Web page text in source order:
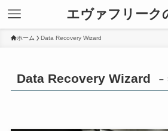
エヴァフリーク
ホーム Data Recovery Wizard
Data Recovery Wizard –